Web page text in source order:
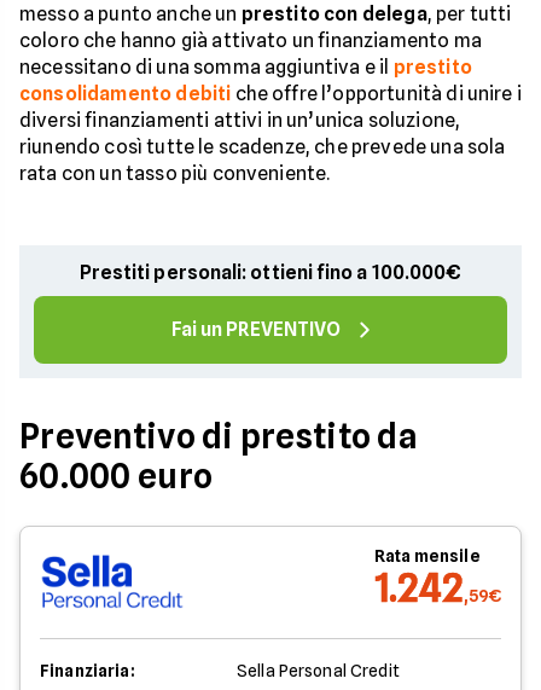
messo a punto anche un prestito con delega, per tutti
coloro che hanno già attivato un finanziamento ma
necessitano di una somma aggiuntiva e il prestito
consolidamento debiti che offre l’opportunità di unire i
diversi finanziamenti attivi in un’unica soluzione,
riunendo così tutte le scadenze, che prevede una sola
rata con un tasso più conveniente.
Prestiti personali: ottieni fino a 100.000€
Fai un PREVENTIVO
Preventivo di prestito da
60.000 euro
Rata mensile
1.242,59€
Finanziaria:
Sella Personal Credit